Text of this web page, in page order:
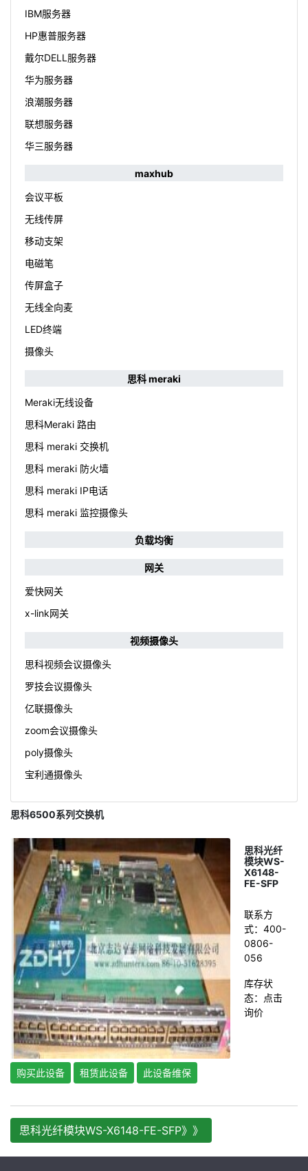
IBM服务器
HP惠普服务器
戴尔DELL服务器
华为服务器
浪潮服务器
联想服务器
华三服务器
maxhub
会议平板
无线传屏
移动支架
电磁笔
传屏盒子
无线全向麦
LED终端
摄像头
思科 meraki
Meraki无线设备
思科Meraki 路由
思科 meraki 交换机
思科 meraki 防火墙
思科 meraki IP电话
思科 meraki 监控摄像头
负载均衡
网关
爱快网关
x-link网关
视频摄像头
思科视频会议摄像头
罗技会议摄像头
亿联摄像头
zoom会议摄像头
poly摄像头
宝利通摄像头
思科6500系列交换机
思科光纤
模块WS-
X6148-
FE-SFP
联系方
式：400-
0806-
056
库存状
态：
点击
询价
购买此设备 租赁此设备 此设备维保
思科光纤模块WS-X6148-FE-SFP》》